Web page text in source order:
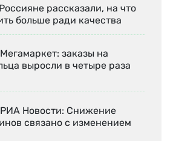
Россияне рассказали, на что
больше ради качества
Мегамаркет: заказы на
выросли в четыре раза
РИА Новости: Снижение
связано с изменением